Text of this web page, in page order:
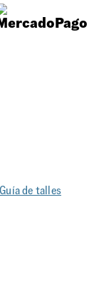
Guía de talles